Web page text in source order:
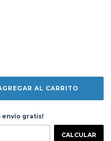
tenés envío gratis!
CAMBIAR CP
envío gratis!
CALCULAR